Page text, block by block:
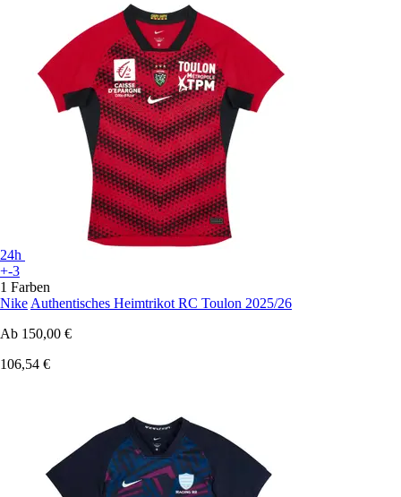
24h
+-3
1 Farben
Nike Authentisches Heimtrikot RC Toulon 2025/26
Ab 150,00 €
106,54 €